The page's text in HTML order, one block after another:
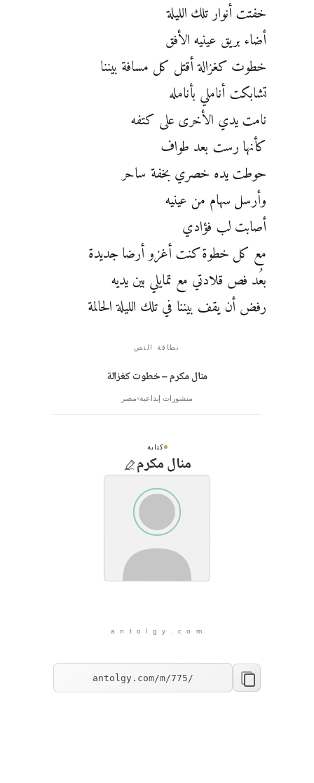
خفتت أنوار تلك الليلة
أضاء بريق عينيه الأفق
خطوت كغزالة أقتل كل مسافة بيننا
تشابكت أناملي بأنامله
نامت يدي الأخرى على كتفه
كأنها رست بعد طواف
حوطت يده خصري بخفة ساحر
وأرسل سهام من عينيه
أصابت لب فؤادي
مع كل خطوة كنت أغزو أرضا جديدة
بعُد فص قلادتي مع تمايلي بين يديه
رفض أن يقف بيننا في تلك الليلة الحالمة
بطاقة النص
منال مكرم – خطوت كغزالة
منشورات إبداعية مصر
كتابة
منال مكرم
a n t o l g y . c o m